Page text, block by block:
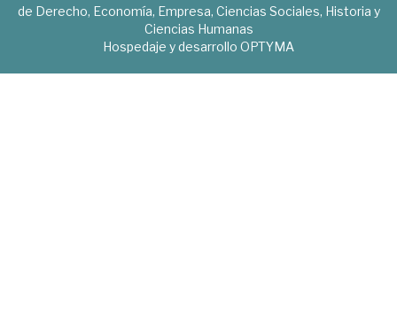
de Derecho, Economía, Empresa, Ciencias Sociales, Historia y
Ciencias Humanas
Hospedaje y desarrollo OPTYMA